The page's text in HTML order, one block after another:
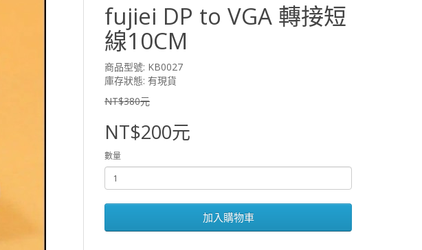
fujiei DP to VGA 轉接短
線10CM
商品型號: KB0027
庫存狀態: 有現貨
NT$380元
NT$200元
數量
加入購物車